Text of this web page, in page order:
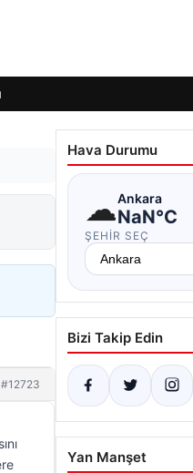
#12723
Hava Durumu
☁Ankara
NaN°C
ŞEHIR SEÇ
Bizi Takip Edin
Yan Manşet